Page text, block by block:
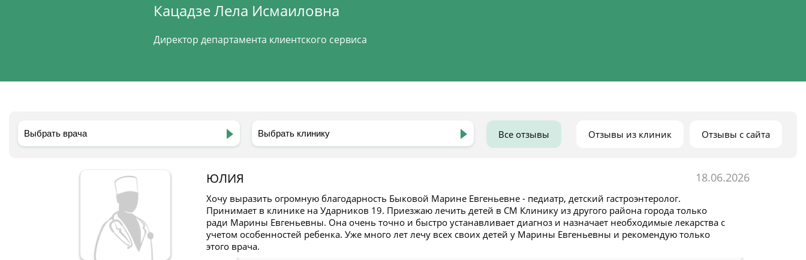
Кацадзе Лела Исмаиловна
Директор департамента клиентского сервиса
Отзывы с сайта
Отзывы из клиник
Все отзывы
ЮЛИЯ 18.06.2026
Хочу выразить огромную благодарность Быковой Марине Евгеньевне - педиатр, детский гастроэнтеролог.
Принимает в клинике на Ударников 19. Приезжаю лечить детей в СМ Клинику из другого района города только
ради Марины Евгеньевны. Она очень точно и быстро устанавливает диагноз и назначает необходимые лекарства с
учетом особенностей ребенка. Уже много лет лечу всех своих детей у Марины Евгеньевны и рекомендую только
этого врача.